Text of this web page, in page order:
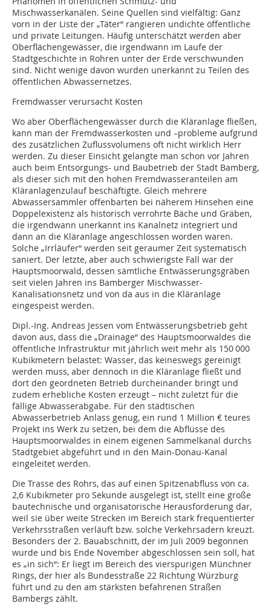
Mischwasserkanälen. Seine Quellen sind vielfältig: Ganz
vorn in der Liste der „Täter“ rangieren undichte öffentliche
und private Leitungen. Häufig unterschätzt werden aber
Oberflächengewässer, die irgendwann im Laufe der
Stadtgeschichte in Rohren unter der Erde verschwunden
sind. Nicht wenige davon wurden unerkannt zu Teilen des
öffentlichen Abwassernetzes.
Fremdwasser verursacht Kosten
Wo aber Oberflächengewässer durch die Kläranlage fließen,
kann man der Fremdwasserkosten und –probleme aufgrund
des zusätzlichen Zuflussvolumens oft nicht wirklich Herr
werden. Zu dieser Einsicht gelangte man schon vor Jahren
auch beim Entsorgungs- und Baubetrieb der Stadt Bamberg,
als dieser sich mit den hohen Fremdwasseranteilen am
Kläranlagenzulauf beschäftigte. Gleich mehrere
Abwassersammler offenbarten bei näherem Hinsehen eine
Doppelexistenz als historisch verrohrte Bäche und Gräben,
die irgendwann unerkannt ins Kanalnetz integriert und
dann an die Kläranlage angeschlossen worden waren.
Solche „Irrläufer“ werden seit geraumer Zeit systematisch
saniert. Der letzte, aber auch schwierigste Fall war der
Hauptsmoorwald, dessen sämtliche Entwässerungsgräben
seit vielen Jahren ins Bamberger Mischwasser-
Kanalisationsnetz und von da aus in die Kläranlage
eingespeist werden.
Dipl.-Ing. Andreas Jessen vom Entwässerungsbetrieb geht
davon aus, dass die „Drainage“ des Hauptsmoorwaldes die
öffentliche Infrastruktur mit jährlich weit mehr als 150 000
Kubikmetern belastet: Wasser, das keineswegs gereinigt
werden muss, aber dennoch in die Kläranlage fließt und
dort den geordneten Betrieb durcheinander bringt und
zudem erhebliche Kosten erzeugt – nicht zuletzt für die
fällige Abwasserabgabe. Für den städtischen
Abwasserbetrieb Anlass genug, ein rund 1 Million € teures
Projekt ins Werk zu setzen, bei dem die Abflüsse des
Hauptsmoorwaldes in einem eigenen Sammelkanal durchs
Stadtgebiet abgeführt und in den Main-Donau-Kanal
eingeleitet werden.
Die Trasse des Rohrs, das auf einen Spitzenabfluss von ca.
2,6 Kubikmeter pro Sekunde ausgelegt ist, stellt eine große
bautechnische und organisatorische Herausforderung dar,
weil sie über weite Strecken im Bereich stark frequentierter
Verkehrsstraßen verläuft bzw. solche Verkehrsadern kreuzt.
Besonders der 2. Bauabschnitt, der im Juli 2009 begonnen
wurde und bis Ende November abgeschlossen sein soll, hat
es „in sich“: Er liegt im Bereich des vierspurigen Münchner
Rings, der hier als Bundesstraße 22 Richtung Würzburg
führt und zu den am stärksten befahrenen Straßen
Bambergs zählt.